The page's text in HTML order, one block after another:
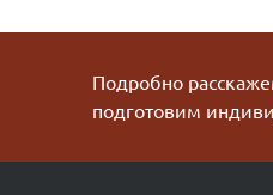
Подробно
подготовим